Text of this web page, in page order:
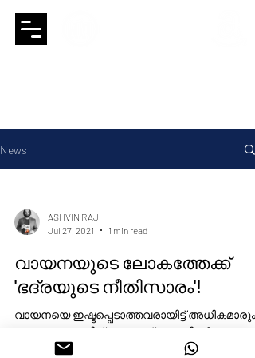
News
ASHVIN RAJ
Jul 27, 2021
1 min read
വായനയുടെ ലോകത്തേക്ക്
'ഭദ്രയുടെ നീതിസാരം'!
വായനയെ ഇഷ്ടപ്പെടാത്തവരായിട്ട് അധികമാരും
തന്നെയുണ്ടാവില്ല. ലോക്ക്ഡൗണിന്റെ
കടന്നുവരവ് മിക്കവരിലും